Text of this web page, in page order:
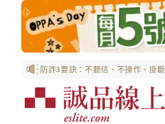
防詐3要訣：不聽信、不操作、掛